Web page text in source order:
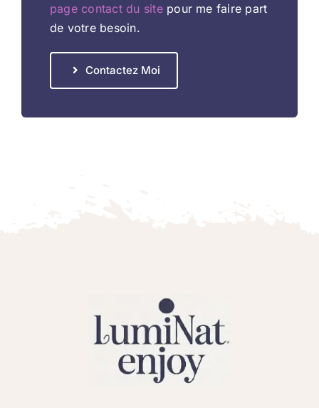
page contact du sitepour me faire part
de votre besoin.
Contactez Moi